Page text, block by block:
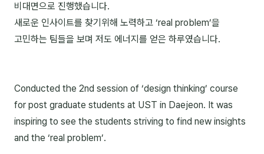
🧭 기획·전략
비대면으로 진행했습니다.
새로운 인사이트를 찾기위해 노력하고 ‘real problem’을
고민하는 팀들을 보며 저도 에너지를 얻은 하루였습니다.
Conducted the 2nd session of ‘design thinking’ course
for post graduate students at UST in Daejeon. It was
inspiring to see the students striving to find new insights
and the ‘real problem’.